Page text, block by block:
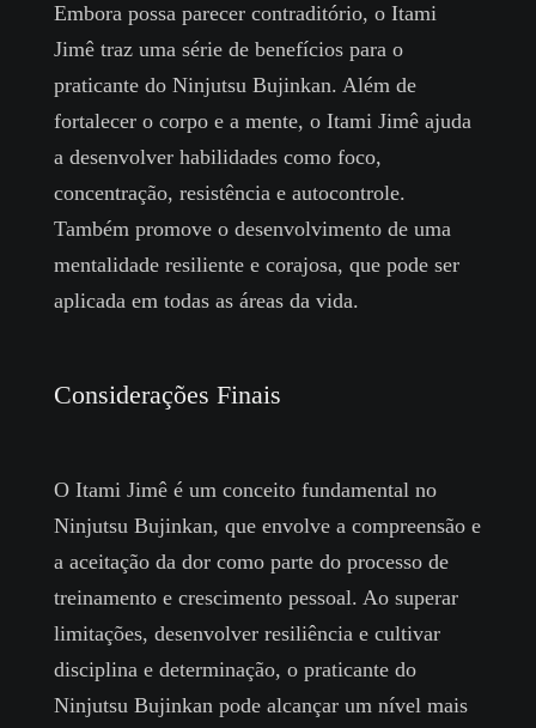
Embora possa parecer contraditório, o Itami
Jimê traz uma série de benefícios para o
praticante do Ninjutsu Bujinkan. Além de
fortalecer o corpo e a mente, o Itami Jimê ajuda
a desenvolver habilidades como foco,
concentração, resistência e autocontrole.
Também promove o desenvolvimento de uma
mentalidade resiliente e corajosa, que pode ser
aplicada em todas as áreas da vida.
Considerações Finais
O Itami Jimê é um conceito fundamental no
Ninjutsu Bujinkan, que envolve a compreensão e
a aceitação da dor como parte do processo de
treinamento e crescimento pessoal. Ao superar
limitações, desenvolver resiliência e cultivar
disciplina e determinação, o praticante do
Ninjutsu Bujinkan pode alcançar um nível mais